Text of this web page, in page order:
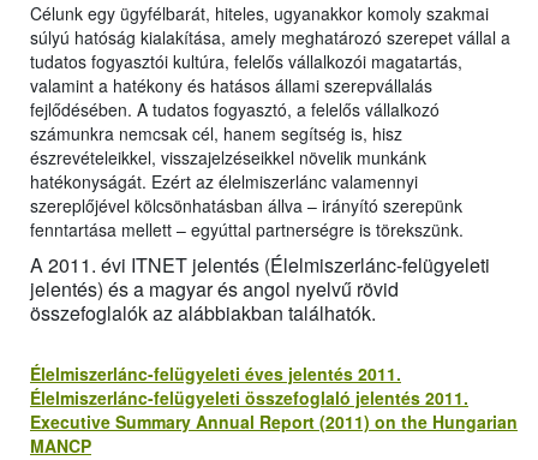
Célunk egy ügyfélbarát, hiteles, ugyanakkor komoly szakmai
súlyú hatóság kialakítása, amely meghatározó szerepet vállal a
tudatos fogyasztói kultúra, felelős vállalkozói magatartás,
valamint a hatékony és hatásos állami szerepvállalás
fejlődésében. A tudatos fogyasztó, a felelős vállalkozó
számunkra nemcsak cél, hanem segítség is, hisz
észrevételeikkel, visszajelzéseikkel növelik munkánk
hatékonyságát. Ezért az élelmiszerlánc valamennyi
szereplőjével kölcsönhatásban állva – irányító szerepünk
fenntartása mellett – egyúttal partnerségre is törekszünk.
A 2011. évi ITNET jelentés (Élelmiszerlánc-felügyeleti
jelentés) és a magyar és angol nyelvű rövid
összefoglalók az alábbiakban találhatók.
Élelmiszerlánc-felügyeleti éves jelentés 2011.
Élelmiszerlánc-felügyeleti összefoglaló jelentés 2011.
Executive Summary Annual Report (2011) on the Hungarian
MANCP